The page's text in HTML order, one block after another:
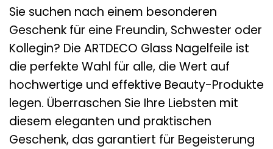
Sie suchen nach einem besonderen
Geschenk für eine Freundin, Schwester oder
Kollegin? Die ARTDECO Glass Nagelfeile ist
die perfekte Wahl für alle, die Wert auf
hochwertige und effektive Beauty-Produkte
legen. Überraschen Sie Ihre Liebsten mit
diesem eleganten und praktischen
Geschenk, das garantiert für Begeisterung